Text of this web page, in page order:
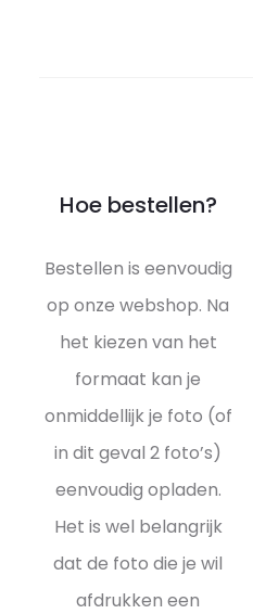
Hoe bestellen?
Bestellen is eenvoudig
op onze webshop. Na
het kiezen van het
formaat kan je
onmiddellijk je foto (of
in dit geval 2 foto’s)
eenvoudig opladen.
Het is wel belangrijk
dat de foto die je wil
afdrukken een